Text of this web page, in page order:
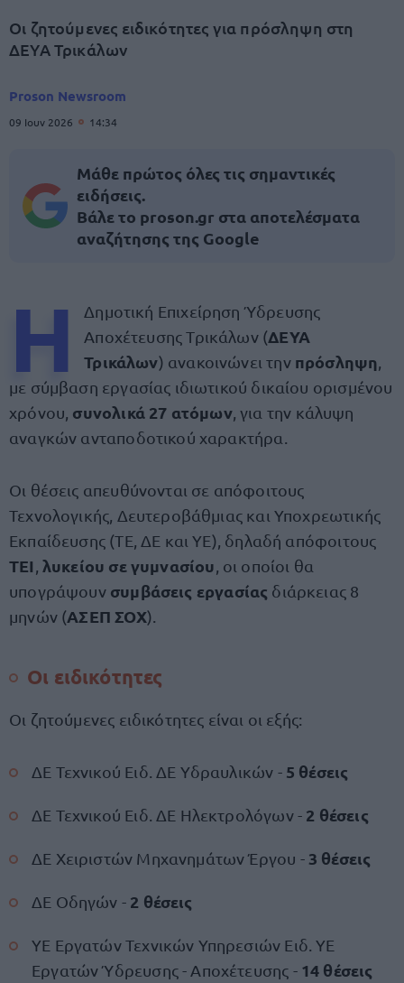
Οι ζητούμενες ειδικότητες για πρόσληψη στη
ΔΕΥΑ Τρικάλων
Proson Newsroom
09 Ιουν 2026 14:34
Μάθε πρώτος όλες τις σημαντικές
ειδήσεις.
Βάλε το proson.gr στα αποτελέσματα
αναζήτησης της Google
Η
Δημοτική Επιχείρηση Ύδρευσης
Αποχέτευσης Τρικάλων (ΔΕΥΑ
Τρικάλων) ανακοινώνει την πρόσληψη
με σύμβαση εργασίας ιδιωτικού δικαίου ορισμένου
χρόνου, συνολικά 27 ατόμων, για την κάλυψη
αναγκών ανταποδοτικού χαρακτήρα.
Οι θέσεις απευθύνονται σε απόφοιτους
Τεχνολογικής, Δευτεροβάθμιας και Υποχρεωτικής
Εκπαίδευσης (ΤΕ, ΔΕ και ΥΕ), δηλαδή απόφοιτους
ΤΕΙ λυκείου σε γυμνασίου , οι οποίοι θα
υπογράψουν συμβάσεις εργασίας διάρκειας 8
μηνών (ΑΣΕΠ ΣΟΧ).
Οι ειδικότητες
Οι ζητούμενες ειδικότητες είναι οι εξής:
ΔΕ Τεχνικού Ειδ. ΔΕ Υδραυλικών -5 θέσεις
ΔΕ Τεχνικού Ειδ. ΔΕ Ηλεκτρολόγων - 2 θέσεις
ΔΕ Χειριστών Μηχανημάτων Έργου - 3 θέσεις
ΔΕ Οδηγών -2 θέσεις
ΥΕ Εργατών Τεχνικών Υπηρεσιών Ειδ. ΥΕ
Εργατών Ύδρευσης - Αποχέτευσης - 14 θέσεις